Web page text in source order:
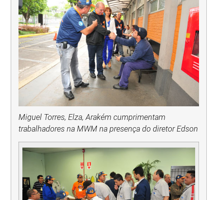
Miguel Torres, Elza, Arakém cumprimentam
trabalhadores na MWM na presença do diretor Edson